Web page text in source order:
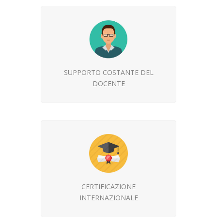
SUPPORTO COSTANTE DEL
DOCENTE
CERTIFICAZIONE
INTERNAZIONALE